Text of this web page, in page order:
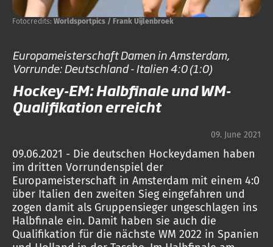
Fotocredits: Worldsportpics / Frank Uijlenbroek
Europameisterschaft Damen in Amsterdam,
Vorrunde: Deutschland - Italien 4:0 (1:0)
Hockey-EM: Halbfinale und WM-
Qualifikation erreicht
09. June 2021
09.06.2021 - Die deutschen Hockeydamen haben
im dritten Vorrundenspiel der
Europameisterschaft in Amsterdam mit einem 4:0
über Italien den zweiten Sieg eingefahren und
zogen damit als Gruppensieger ungeschlagen ins
Halbfinale ein. Damit haben sie auch die
Qualifikation für die nächste WM 2022 in Spanien